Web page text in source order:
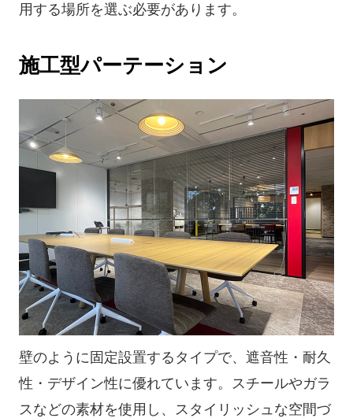
用する場所を選ぶ必要があります。
施工型パーテーション
壁のように固定設置するタイプで、遮音性・耐久
性・デザイン性に優れています。スチールやガラ
スなどの素材を使用し、スタイリッシュな空間づ